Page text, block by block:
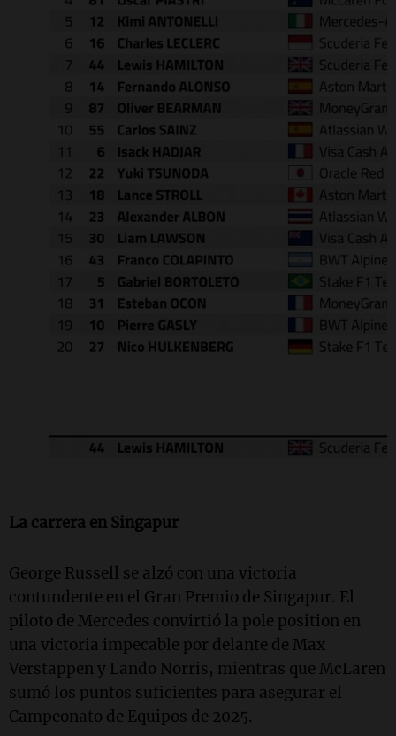
La carrera en Singapur
George Russell se alzó con una victoria
contundente en el Gran Premio de Singapur. El
piloto de Mercedes convirtió la pole position en
una victoria impecable por delante de Max
Verstappen y Lando Norris, mientras que McLaren
sumó los puntos suficientes para asegurar el
Campeonato de Equipos de 2025.